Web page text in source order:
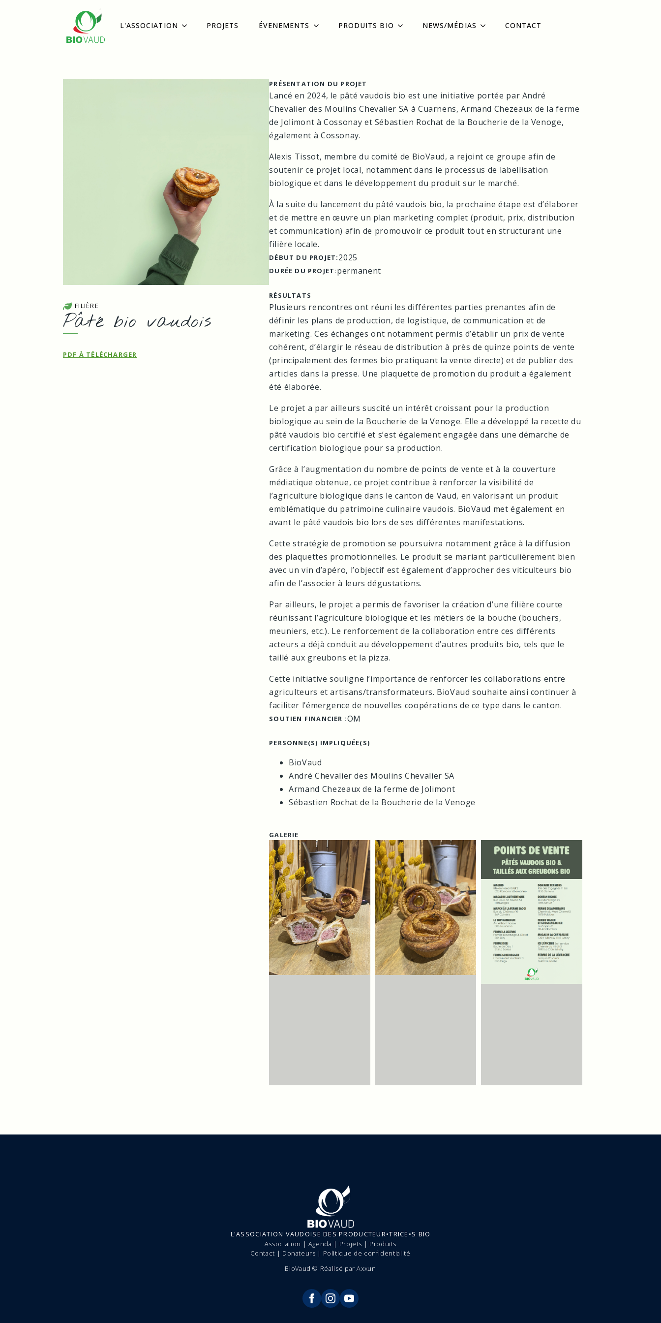
L'ASSOCIATION PROJETS ÉVENEMENTS PRODUITS BIO NEWS/MÉDIAS CONTACT
FILIÈRE
Pâté bio vaudois
PDF À TÉLÉCHARGER
PRÉSENTATION DU PROJET
Lancé en 2024, le pâté vaudois bio est une initiative portée par André
Chevalier des Moulins Chevalier SA à Cuarnens, Armand Chezeaux de la ferme
de Jolimont à Cossonay et Sébastien Rochat de la Boucherie de la Venoge,
également à Cossonay.
Alexis Tissot, membre du comité de BioVaud, a rejoint ce groupe afin de
soutenir ce projet local, notamment dans le processus de labellisation
biologique et dans le développement du produit sur le marché.
À la suite du lancement du pâté vaudois bio, la prochaine étape est d’élaborer
et de mettre en œuvre un plan marketing complet (produit, prix, distribution
et communication) afin de promouvoir ce produit tout en structurant une
filière locale.
DÉBUT DU PROJET:2025
DURÉE DU PROJET:permanent
RÉSULTATS
Plusieurs rencontres ont réuni les différentes parties prenantes afin de
définir les plans de production, de logistique, de communication et de
marketing. Ces échanges ont notamment permis d’établir un prix de vente
cohérent, d’élargir le réseau de distribution à près de quinze points de vente
(principalement des fermes bio pratiquant la vente directe) et de publier des
articles dans la presse. Une plaquette de promotion du produit a également
été élaborée.
Le projet a par ailleurs suscité un intérêt croissant pour la production
biologique au sein de la Boucherie de la Venoge. Elle a développé la recette du
pâté vaudois bio certifié et s’est également engagée dans une démarche de
certification biologique pour sa production.
Grâce à l’augmentation du nombre de points de vente et à la couverture
médiatique obtenue, ce projet contribue à renforcer la visibilité de
l’agriculture biologique dans le canton de Vaud, en valorisant un produit
emblématique du patrimoine culinaire vaudois. BioVaud met également en
avant le pâté vaudois bio lors de ses différentes manifestations.
Cette stratégie de promotion se poursuivra notamment grâce à la diffusion
des plaquettes promotionnelles. Le produit se mariant particulièrement bien
avec un vin d’apéro, l’objectif est également d’approcher des viticulteurs bio
afin de l’associer à leurs dégustations.
Par ailleurs, le projet a permis de favoriser la création d’une filière courte
réunissant l’agriculture biologique et les métiers de la bouche (bouchers,
meuniers, etc.). Le renforcement de la collaboration entre ces différents
acteurs a déjà conduit au développement d’autres produits bio, tels que le
taillé aux greubons et la pizza.
Cette initiative souligne l’importance de renforcer les collaborations entre
agriculteurs et artisans/transformateurs. BioVaud souhaite ainsi continuer à
faciliter l’émergence de nouvelles coopérations de ce type dans le canton.
SOUTIEN FINANCIER :OM
PERSONNE(S) IMPLIQUÉE(S)
BioVaud
André Chevalier des Moulins Chevalier SA
Armand Chezeaux de la ferme de Jolimont
Sébastien Rochat de la Boucherie de la Venoge
GALERIE
L'ASSOCIATION VAUDOISE DES PRODUCTEUR•TRICE•S BIO
Association | Agenda | Projets | Produits
Contact | Donateurs | Politique de confidentialité
BioVaud © Réalisé par Axxun